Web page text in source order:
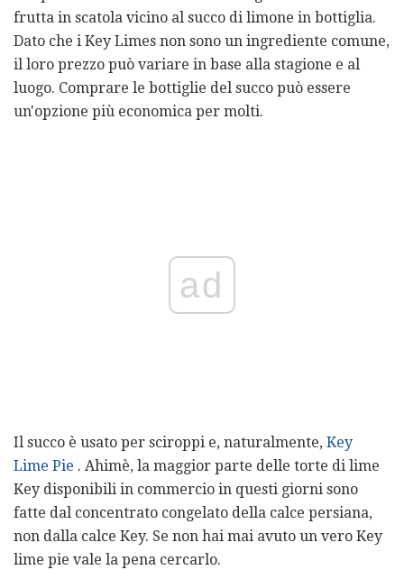
frutta in scatola vicino al succo di limone in bottiglia.
Dato che i Key Limes non sono un ingrediente comune,
il loro prezzo può variare in base alla stagione e al
luogo. Comprare le bottiglie del succo può essere
un'opzione più economica per molti.
ad
Il succo è usato per sciroppi e, naturalmente, Key
Lime Pie . Ahimè, la maggior parte delle torte di lime
Key disponibili in commercio in questi giorni sono
fatte dal concentrato congelato della calce persiana,
non dalla calce Key. Se non hai mai avuto un vero Key
lime pie vale la pena cercarlo.